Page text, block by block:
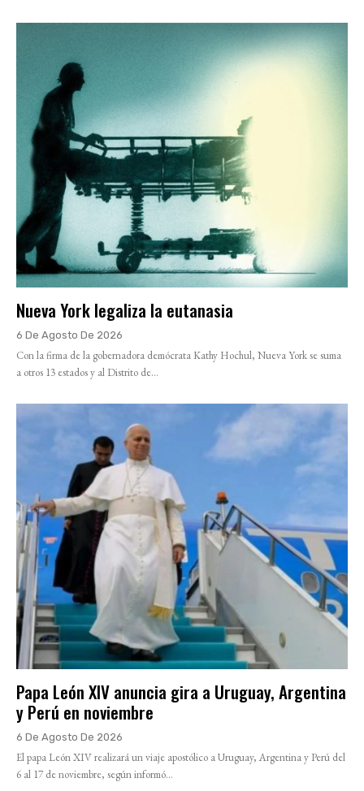
Nueva York legaliza la eutanasia
6 De Agosto De 2026
Con la firma de la gobernadora demócrata Kathy Hochul, Nueva York se suma
a otros 13 estados y al Distrito de...
Papa León XIV anuncia gira a Uruguay, Argentina
y Perú en noviembre
6 De Agosto De 2026
El papa León XIV realizará un viaje apostólico a Uruguay, Argentina y Perú del
6 al 17 de noviembre, según informó...